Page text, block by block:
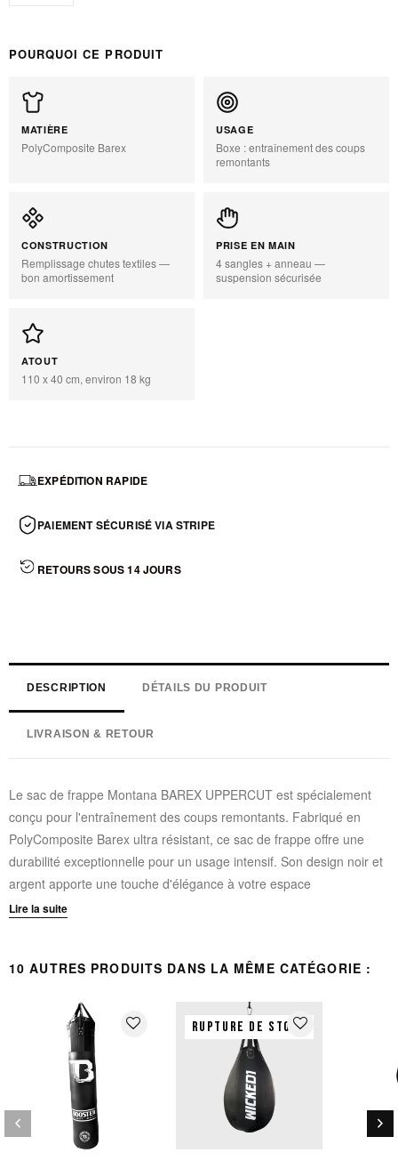
POURQUOI CE PRODUIT
MATIÈRE
PolyComposite Barex
USAGE
Boxe : entraînement des coups
remontants
CONSTRUCTION
Remplissage chutes textiles —
bon amortissement
PRISE EN MAIN
4 sangles + anneau —
suspension sécurisée
ATOUT
110 x 40 cm, environ 18 kg
EXPÉDITION RAPIDE
PAIEMENT SÉCURISÉ VIA STRIPE
RETOURS SOUS 14 JOURS
DESCRIPTION DÉTAILS DU PRODUIT
LIVRAISON & RETOUR
Le sac de frappe Montana BAREX UPPERCUT est spécialement
conçu pour l'entraînement des coups remontants. Fabriqué en
PolyComposite Barex ultra résistant, ce sac de frappe offre une
durabilité exceptionnelle pour un usage intensif. Son design noir et
argent apporte une touche d'élégance à votre espace
d'entraînement.
Spécialement optimisé pour l'entraînement des uppercuts
suspension
Remplissage : chutes de textiles pour un excellent
amortissement
Dimensions : 110 x 40 cm
Poids : approximativement 18 kg
Coloris : Noir et Argent
Produit vérifié par scanner pour garantir la qualité
Lire la suite
10 AUTRES PRODUITS DANS LA MÊME CATÉGORIE :
favorite_border RUPTURE DE STOCK
favorite_border
Précédent
keyboard_arrow_left keyboard_arrow_right